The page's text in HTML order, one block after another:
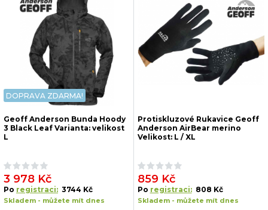
DOPRAVA ZDARMA!
Geoff Anderson Bunda Hoody
3 Black Leaf Varianta: velikost
L
3 978 Kč
Po registraci: 3744 Kč
Skladem - můžete mít dnes
Protiskluzové Rukavice Geoff
Anderson AirBear merino
Velikost: L / XL
859 Kč
Po registraci: 808 Kč
Skladem - můžete mít dnes